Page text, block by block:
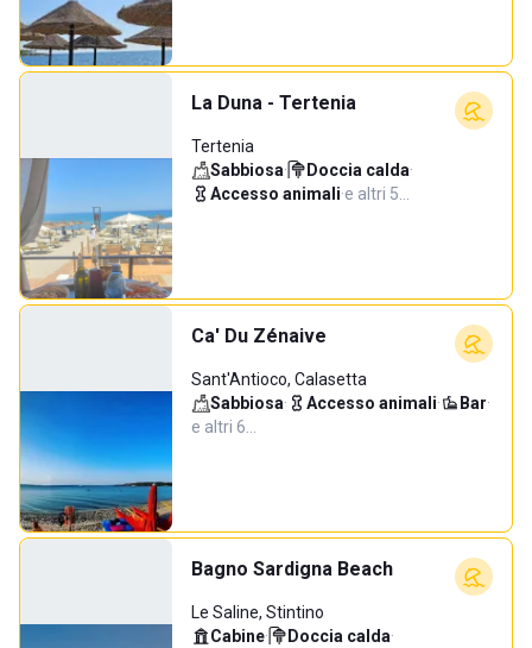
La Duna - Tertenia
Tertenia
Sabbiosa· Doccia calda·
Accesso animali·e altri 5…
Ca' Du Zénaive
Sant'Antioco, Calasetta
Sabbiosa· Accesso animali· Bar·
e altri 6…
Bagno Sardigna Beach
Le Saline, Stintino
Cabine· Doccia calda·